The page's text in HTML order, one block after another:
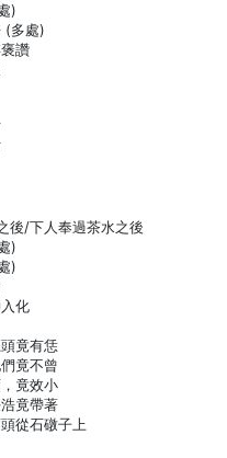
)
(多處)
讚
後/下人奉過茶水之後
)
)
化
竟有恁
竟不曾
竟效小
竟帶著
從石礅子上